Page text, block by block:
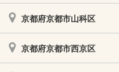
京都府京都市山科区
京都府京都市西京区